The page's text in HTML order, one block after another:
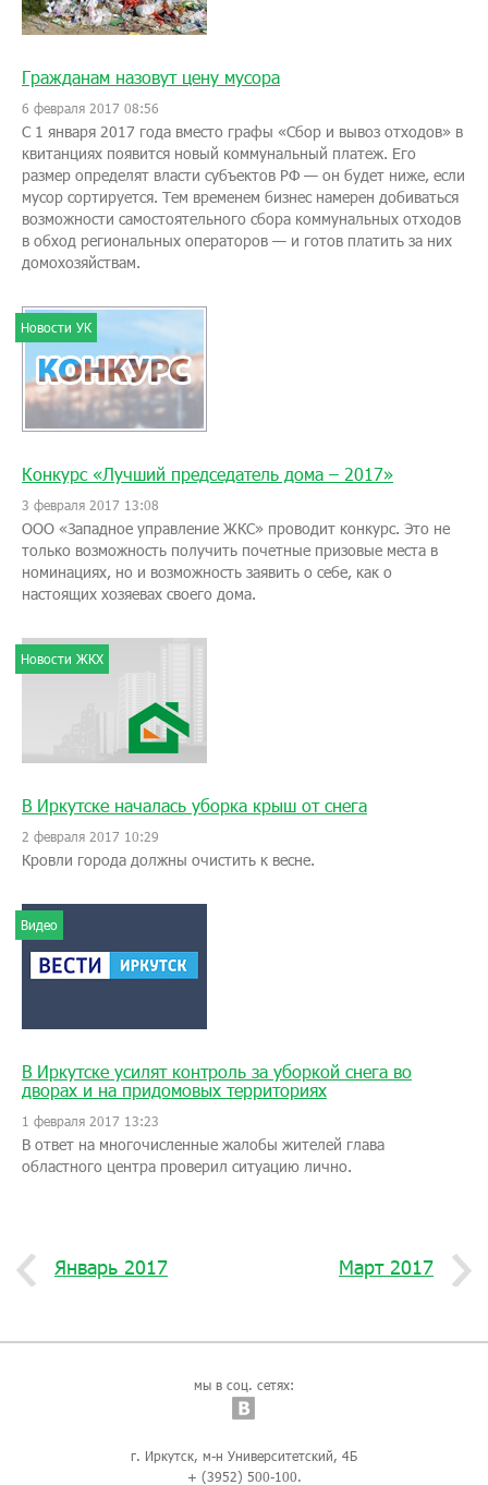
Гражданам назовут цену мусора
6 февраля 2017 08:56
С 1 января 2017 года вместо графы «Сбор и вывоз отходов» в
квитанциях появится новый коммунальный платеж. Его
размер определят власти субъектов РФ — он будет ниже, если
мусор сортируется. Тем временем бизнес намерен добиваться
возможности самостоятельного сбора коммунальных отходов
в обход региональных операторов — и готов платить за них
домохозяйствам.
Новости УК
Конкурс «Лучший председатель дома – 2017»
3 февраля 2017 13:08
ООО «Западное управление ЖКС» проводит конкурс. Это не
только возможность получить почетные призовые места в
номинациях, но и возможность заявить о себе, как о
настоящих хозяевах своего дома.
Новости ЖКХ
В Иркутске началась уборка крыш от снега
2 февраля 2017 10:29
Кровли города должны очистить к весне.
Видео
В Иркутске усилят контроль за уборкой снега во
дворах и на придомовых территориях
1 февраля 2017 13:23
В ответ на многочисленные жалобы жителей глава
областного центра проверил ситуацию лично.
Январь 2017 Март 2017
мы в соц. сетях:
г. Иркутск, м-н Университетский, 4Б
+ (3952) 500-100.